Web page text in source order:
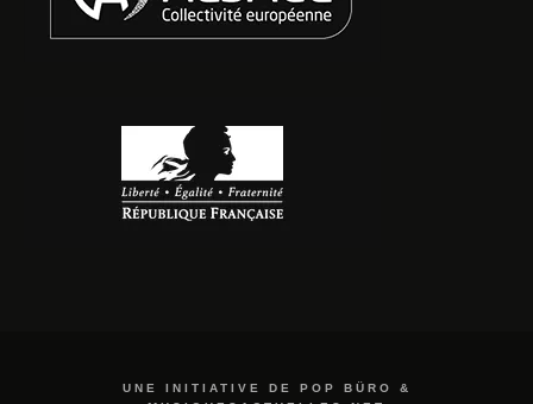
UNE INITIATIVE DE POP BÜRO &